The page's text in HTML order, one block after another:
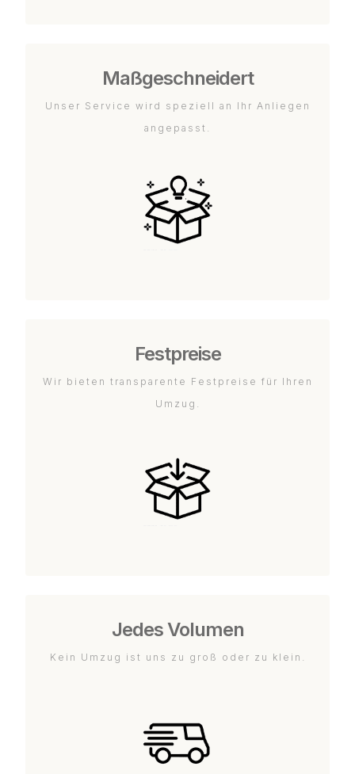
Maßgeschneidert
Unser Service wird speziell an Ihr Anliegen
angepasst.
Festpreise
Wir bieten transparente Festpreise für Ihren
Umzug.
Jedes Volumen
Kein Umzug ist uns zu groß oder zu klein.